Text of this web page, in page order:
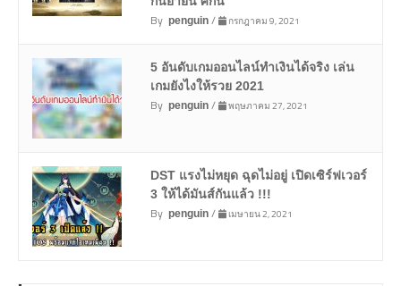
By penguin/ กรกฎาคม 9, 2021
5 อันดับเกมออนไลน์ทำเงินได้จริง เล่น
เกมยังไงให้รวย 2021
By penguin/ พฤษภาคม 27, 2021
DST แรงไม่หยุด ฉุดไม่อยู่ เปิดเซิร์ฟเวอร์
3 ให้ได้มันส์กันแล้ว !!!
By penguin/ เมษายน 2, 2021